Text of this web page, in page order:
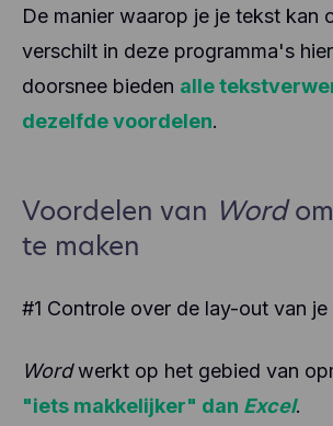
De manier waarop je je tekst kan
verschilt in deze programma's
doorsnee bieden alle
dezelfde voordelen.
Voordelen van Word
te maken
#1 Controle over de lay-out van
Wordwerkt op het gebied van
"iets makkelijker" dan Excel.